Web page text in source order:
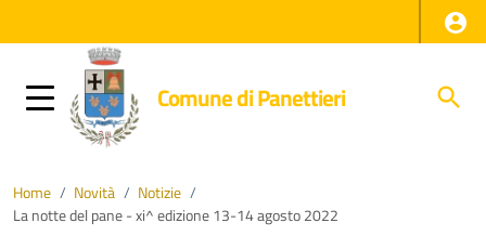
Comune di Panettieri
Home / Novità / Notizie /
La notte del pane - xi^ edizione 13-14 agosto 2022